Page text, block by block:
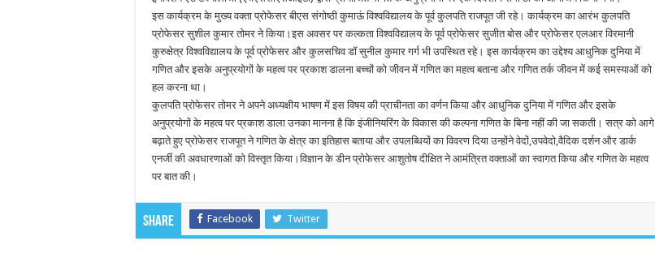
इस कार्यक्रम के मुख्य वक्ता प्रोफेसर बीएस संगोष्ठी कुमाऊं विश्वविद्यालय के पूर्व कुलपति राजपूत जी रहे। कार्यक्रम का आरंभ कुलपति
प्रोफेसर सुशील कुमार तोमर ने किया।इस अवसर पर कल्कता विश्वविद्यालय के पूर्व प्रोफेसर सुजीत बोस और प्रोफेसर एलआर विरमानी
कुरुक्षेत्र विश्वविद्यालय के पूर्व प्रोफेसर और कुलसचिव डॉ सुनील कुमार गर्ग भी उपस्थित रहे। इस कार्यक्रम का उद्देश्य आधुनिक दुनिया में
गणित और इसके अनुप्रयोगों के महत्व पर प्रकाश डालना बच्चों को जीवन में गणित का महत्व बताना और गणित तर्क जीवन में कई समस्याओं को
हल करना था।
कुलपति प्रोफेसर तोमर ने अपने अध्यक्षीय भाषण में इस विषय की प्राचीनता का वर्णन किया और आधुनिक दुनिया में गणित और इसके
अनुप्रयोगों के महत्व पर प्रकाश डाला उनका मानना है कि इंजीनियरिंग के विकास की कल्पना गणित के बिना नहीं की जा सकती। सत्र को आगे
बढ़ाते हुए प्रोफेसर राजपूत ने गणित के क्षेत्र का इतिहास बताया और उपलब्धियों का विवरण दिया उन्होंने वेदों,उपवेदो,वैदिक दर्शन और डार्क
एनर्जी की अवधारणाओं को विस्तृत किया।विज्ञान के डीन प्रोफेसर आशुतोष दीक्षित ने आमंत्रित वक्ताओं का स्वागत किया और गणित के महत्व
पर बात की।
Share Facebook Twitter